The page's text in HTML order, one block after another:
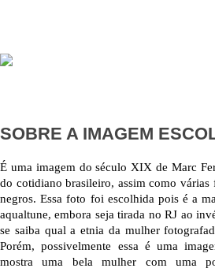
SOBRE A IMAGEM
É uma imagem do século XIX de Marc
do cotidiano brasileiro, assim como várias
negros. Essa foto foi escolhida pois é a
aqualtune, embora seja tirada no RJ ao
se saiba qual a etnia da mulher
Porém, possivelmente essa é uma
mostra uma bela mulher com uma